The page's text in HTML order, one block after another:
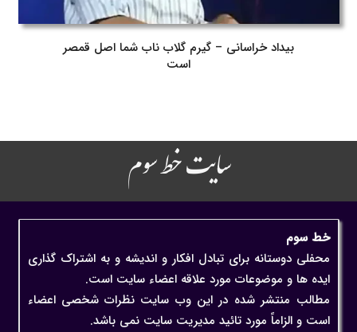
بیداد خراسانی – گیرم گلاب ناب شما اصل قمصر
است
سایت خط سوم
خط سوم
محفلی دوستانه برای تبادل افکار و اندیشه و به اشتراک گذاری
ایده ها و موضوعات مورد علاقه اعضاء سایت است.
مطالب منتشر شده در این وب سایت نظرات شخصی اعضاء
است و الزاماً مورد تائید مدیریت سایت نمی باشد.